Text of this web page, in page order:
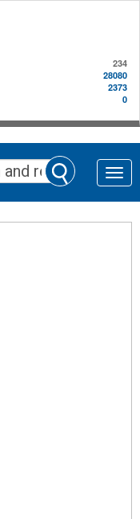
234
28080
2373
0
Toggle